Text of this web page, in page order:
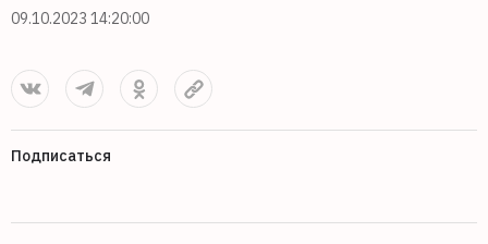
09.10.2023 14:20:00
Подписаться